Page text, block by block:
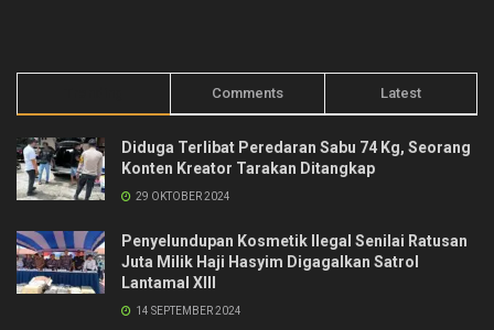
Comments Latest
Diduga Terlibat Peredaran Sabu 74 Kg, Seorang
Konten Kreator Tarakan Ditangkap
29 OKTOBER 2024
Penyelundupan Kosmetik Ilegal Senilai Ratusan
Juta Milik Haji Hasyim Digagalkan Satrol
Lantamal XIII
14 SEPTEMBER 2024